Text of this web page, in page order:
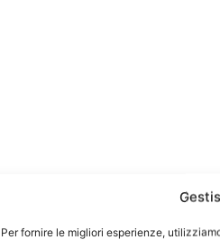
Per fornire le migliori esperienze,